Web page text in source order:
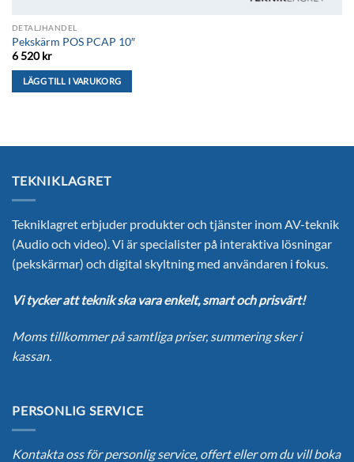
DETALJHANDEL
Pekskärm POS PCAP 10″
6 520kr
LÄGG TILL I VARUKORG
TEKNIKLAGRET
Tekniklagret erbjuder produkter och tjänster inom AV-teknik
(Audio och video). Vi är specialister på interaktiva lösningar
(pekskärmar) och digital skyltning med användaren i fokus.
Vi tycker att teknik ska vara enkelt, smart och prisvärt!
Moms tillkommer på samtliga priser, summering sker i
kassan.
PERSONLIG SERVICE
Kontakta oss för personlig service, offert eller om du vill boka